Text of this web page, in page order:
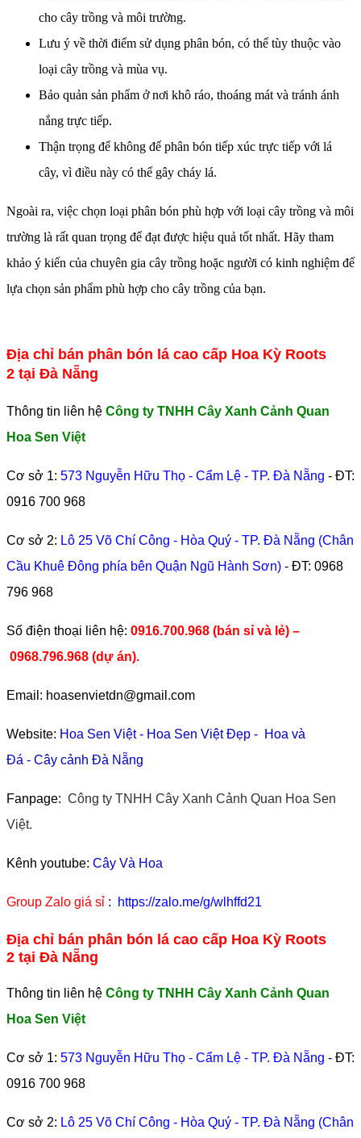
cho cây trồng và môi trường.
Lưu ý về thời điểm sử dụng phân bón, có thể tùy thuộc vào
loại cây trồng và mùa vụ.
Bảo quản sản phẩm ở nơi khô ráo, thoáng mát và tránh ánh
nắng trực tiếp.
Thận trọng để không để phân bón tiếp xúc trực tiếp với lá
cây, vì điều này có thể gây cháy lá.
Ngoài ra, việc chọn loại phân bón phù hợp với loại cây trồng và môi
trường là rất quan trọng để đạt được hiệu quả tốt nhất. Hãy tham
khảo ý kiến ​​của chuyên gia cây trồng hoặc người có kinh nghiệm để
lựa chọn sản phẩm phù hợp cho cây trồng của bạn.
Địa chỉ bán phân bón lá cao cấp Hoa Kỳ Roots
2 tại Đà Nẵng
Thông tin liên hệ Công ty TNHH Cây Xanh Cảnh Quan
Hoa Sen Việt
Cơ sở 1: 573 Nguyễn Hữu Thọ - Cẩm Lệ - TP. Đà Nẵng - ĐT:
0916 700 968
Cơ sở 2: Lô 25 Võ Chí Công - Hòa Quý - TP. Đà Nẵng (Chân
Cầu Khuê Đông phía bên Quận Ngũ Hành Sơn) - ĐT: 0968
796 968
​Số điện thoại liên hệ: 0916.700.968 (bán sỉ và lẻ) –
0968.796.968 (dự án).
Email: hoasenvietdn@gmail.com
Website: Hoa Sen Việt- Hoa Sen Việt Đẹp - Hoa và
Đá - Cây cảnh Đà Nẵng
Fanpage: Công ty TNHH Cây Xanh Cảnh Quan Hoa Sen
Việt.
Kênh youtube: Cây Và Hoa
Group Zalo giá sỉ : https://zalo.me/g/wlhffd21
Địa chỉ bán phân bón lá cao cấp Hoa Kỳ Roots
2 tại Đà Nẵng
Thông tin liên hệ Công ty TNHH Cây Xanh Cảnh Quan
Hoa Sen Việt
Cơ sở 1: 573 Nguyễn Hữu Thọ - Cẩm Lệ - TP. Đà Nẵng - ĐT:
0916 700 968
Cơ sở 2: Lô 25 Võ Chí Công - Hòa Quý - TP. Đà Nẵng (Chân